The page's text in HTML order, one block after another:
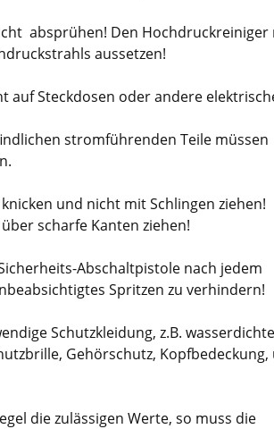
absprühen! Den Hochdruckreiniger
aussetzen!
auf Steckdosen oder andere
stromführenden Teile müssen
und nicht mit Schlingen ziehen!
scharfe Kanten ziehen!
Abschaltpistole nach jedem
Spritzen zu verhindern!
Schutzkleidung, z.B. wasserdichte
Gehörschutz, Kopfbedeckung,
die zulässigen Werte, so muss die